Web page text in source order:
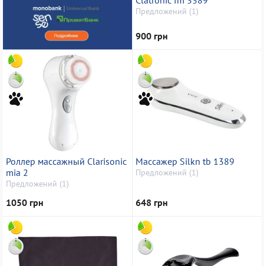
Предложений (1)
900 грн
Роллер массажный Clarisonic
mia 2
Предложений (1)
1050 грн
Массажер Silkn tb 1389
Предложений (1)
648 грн